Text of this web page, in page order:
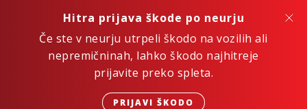
Hitra prijava škode po neurju
Če ste v neurju utrpeli škodo na vozilih ali
nepremičninah, lahko škodo najhitreje
prijavite preko spleta.
PRIJAVI ŠKODO